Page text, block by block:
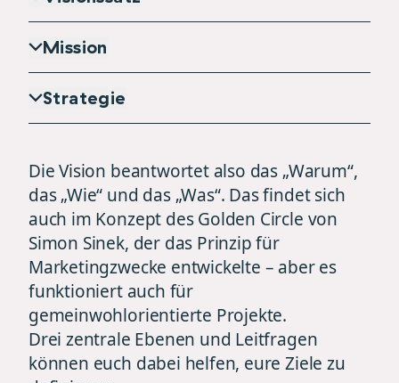
Mission
Strategie
Die Vision beantwortet also das „Warum“,
das „Wie“ und das „Was“. Das findet sich
auch im Konzept des Golden Circle von
Simon Sinek, der das Prinzip für
Marketingzwecke entwickelte – aber es
funktioniert auch für
gemeinwohlorientierte Projekte.
Drei zentrale Ebenen und Leitfragen
können euch dabei helfen, eure Ziele zu